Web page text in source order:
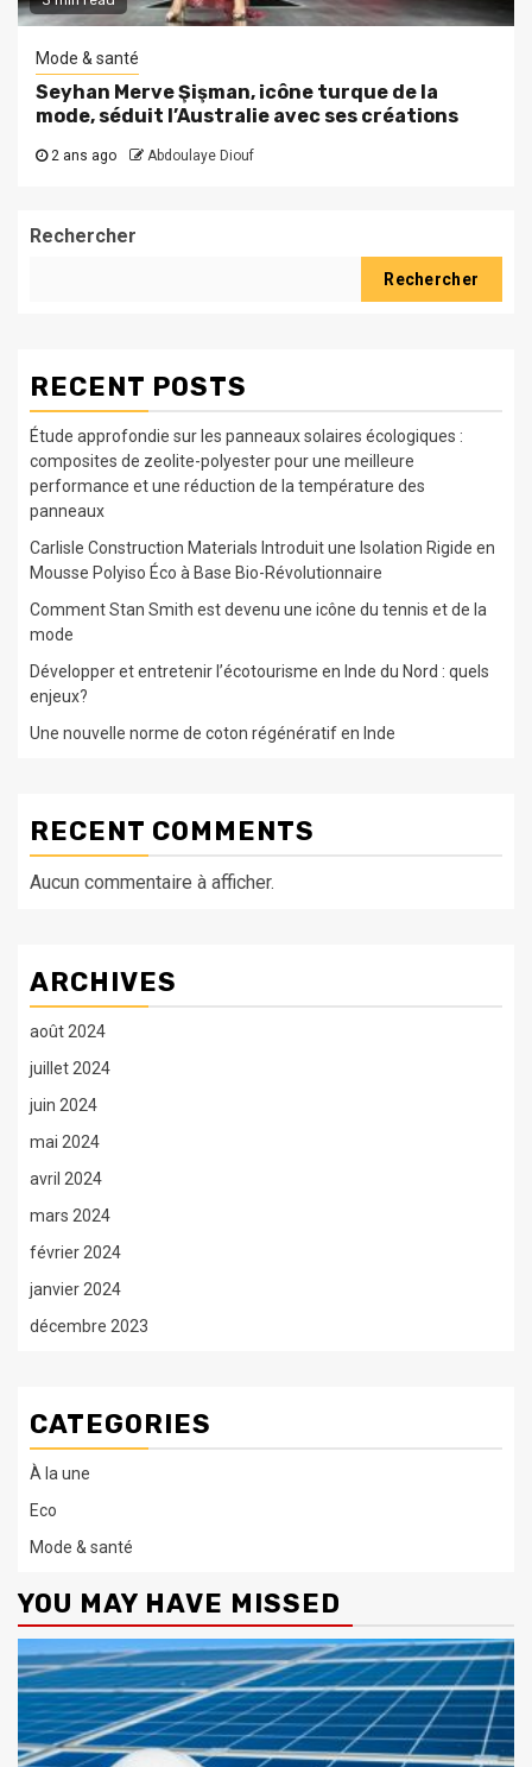
Mode & santé
Seyhan Merve Şişman, icône turque de la
mode, séduit l’Australie avec ses créations
2 ans ago Abdoulaye Diouf
Rechercher
Rechercher
RECENT POSTS
Étude approfondie sur les panneaux solaires écologiques :
composites de zeolite-polyester pour une meilleure
performance et une réduction de la température des
panneaux
Carlisle Construction Materials Introduit une Isolation Rigide en
Mousse Polyiso Éco à Base Bio-Révolutionnaire
Comment Stan Smith est devenu une icône du tennis et de la
mode
Développer et entretenir l’écotourisme en Inde du Nord : quels
enjeux?
Une nouvelle norme de coton régénératif en Inde
RECENT COMMENTS
Aucun commentaire à afficher.
ARCHIVES
août 2024
juillet 2024
juin 2024
mai 2024
avril 2024
mars 2024
février 2024
janvier 2024
décembre 2023
CATEGORIES
À la une
Eco
Mode & santé
YOU MAY HAVE MISSED